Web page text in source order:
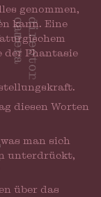
genommen,
kann. Eine
der Phantasie
diesen Worten
man sich
unterdrückt,
über das